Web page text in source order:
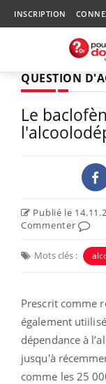
INSCRIPTION
QUESTION
Le
Publié le
Commenter
Mots clés :
Prescrit comme
également
dépendance à
jusqu'à
comme les 25